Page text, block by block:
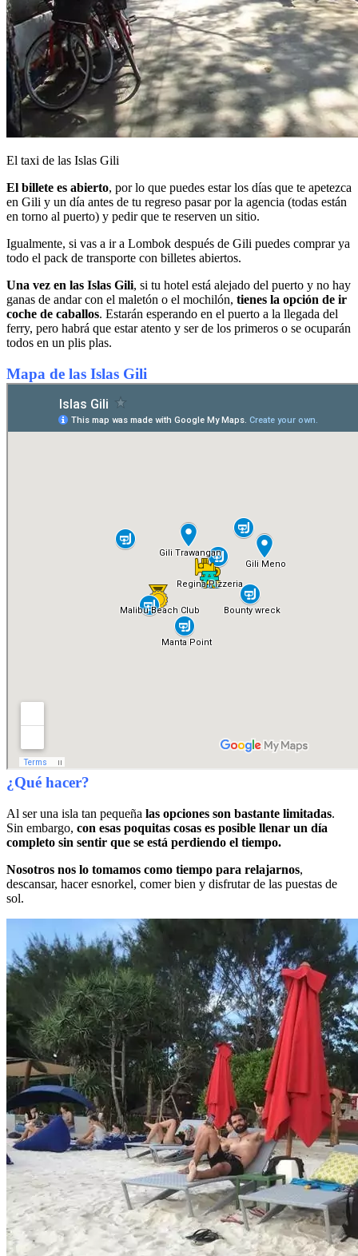
El taxi de las Islas Gili
El billete es abierto, por lo que puedes estar los días que te apetezca
en Gili y un día antes de tu regreso pasar por la agencia (todas están
en torno al puerto) y pedir que te reserven un sitio.
Igualmente, si vas a ir a Lombok después de Gili puedes comprar ya
todo el pack de transporte con billetes abiertos.
Una vez en las Islas Gili, si tu hotel está alejado del puerto y no hay
ganas de andar con el maletón o el mochilón, tienes la opción de ir
coche de caballos. Estarán esperando en el puerto a la llegada del
ferry, pero habrá que estar atento y ser de los primeros o se ocuparán
todos en un plis plas.
Mapa de las Islas Gili
¿Qué hacer?
Al ser una isla tan pequeña las opciones son bastante limitadas.
Sin embargo, con esas poquitas cosas es posible llenar un día
completo sin sentir que se está perdiendo el tiempo.
Nosotros nos lo tomamos como tiempo para relajarnos,
descansar, hacer esnorkel, comer bien y disfrutar de las puestas de
sol.